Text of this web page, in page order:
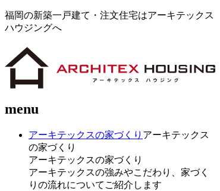
福岡の新築一戸建て・注文住宅はアーキテックス
ハウジングへ
menu
アーキテックスの家づくり アーキテックス
の家づくり
アーキテックスの家づくり
アーキテックスの強みやこだわり、家づく
りの流れについてご紹介します